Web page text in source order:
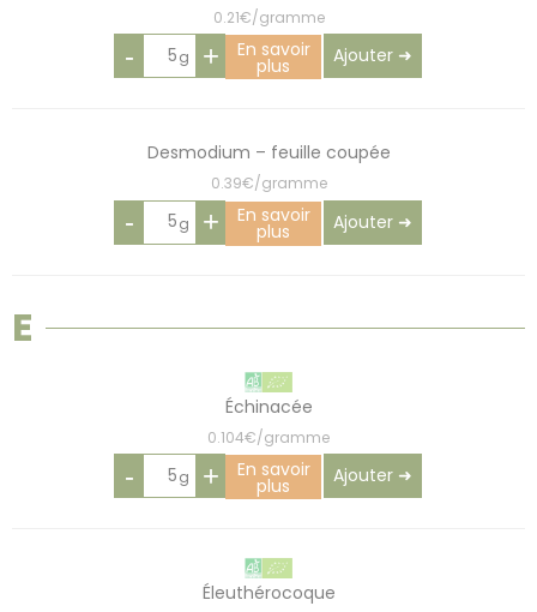
0.21€/gramme
- + En savoir
plus Ajouter ➜
Desmodium – feuille coupée
0.39€/gramme
- + En savoir
plus Ajouter ➜
E
Échinacée
0.104€/gramme
- + En savoir
plus Ajouter ➜
Éleuthérocoque